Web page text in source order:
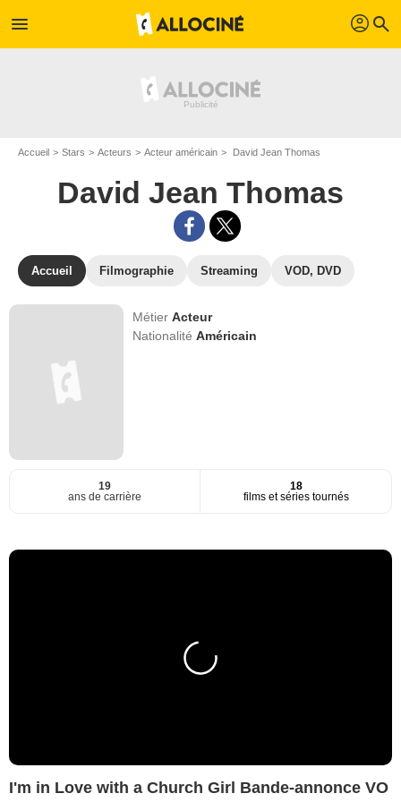
menu profil search
Accueil Stars Acteurs Acteur américain David Jean Thomas
David Jean Thomas
Accueil Filmographie Streaming VOD, DVD
MétierActeur
NationalitéAméricain
19
ans de carrière
18
films et séries tournés
I'm in Love with a Church Girl Bande-annonce VO